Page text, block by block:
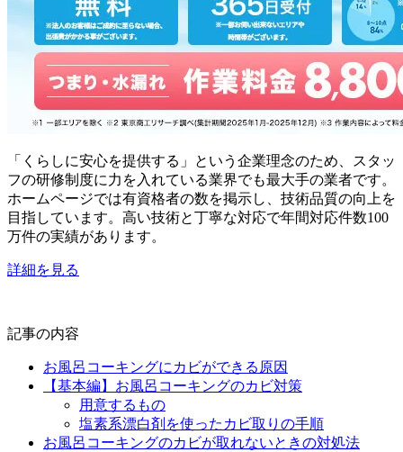
「くらしに安心を提供する」という企業理念のため、スタッ
フの研修制度に力を入れている業界でも最大手の業者です。
ホームページでは有資格者の数を掲示し、技術品質の向上を
目指しています。高い技術と丁寧な対応で年間対応件数100
万件の実績があります。
詳細を見る
記事の内容
お風呂コーキングにカビができる原因
【基本編】お風呂コーキングのカビ対策
用意するもの
塩素系漂白剤を使ったカビ取りの手順
お風呂コーキングのカビが取れないときの対処法